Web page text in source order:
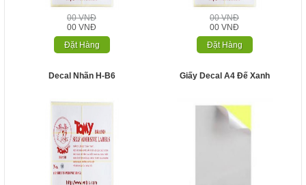
00 VNĐ
00 VNĐ
Đặt Hàng
00 VNĐ
00 VNĐ
Đặt Hàng
Decal Nhãn H-B6 Giấy Decal A4 Đế Xanh